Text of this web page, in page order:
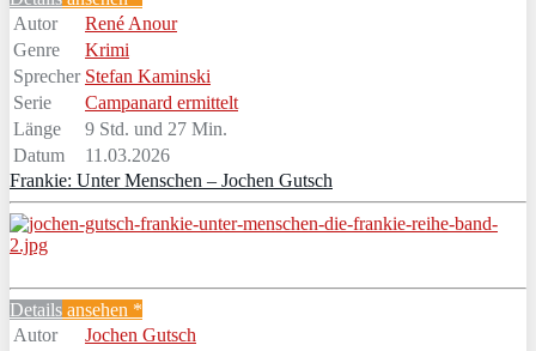
Autor
René Anour
Genre
Krimi
Sprecher Stefan Kaminski
Serie
Campanard ermittelt
Länge
9 Std. und 27 Min.
Datum
11.03.2026
Frankie: Unter Menschen – Jochen Gutsch
Details ansehen *
Autor
Jochen Gutsch